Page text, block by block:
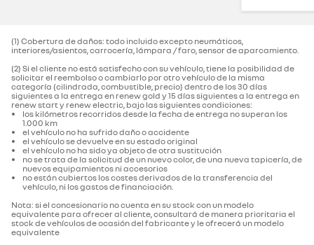
(1) Cobertura de daños: todo incluido excepto neumáticos,
interiores/asientos, carrocería, lámpara / faro, sensor de aparcamiento.‌
(2) Si el cliente no está satisfecho con su vehículo, tiene la posibilidad de
solicitar el reembolso o cambiarlo por otro vehículo de la misma
categoría (cilindrada, combustible, precio) dentro de los 30 días
siguientes a la entrega en renew gold y 15 días siguientes a la entrega en
renew start y renew electric, bajo las siguientes condiciones:
los kilómetros recorridos desde la fecha de entrega no superan los
1.000 km
el vehículo no ha sufrido daño o accidente
el vehículo se devuelve en su estado original
el vehículo no ha sido ya objeto de otra sustitución
no se trata de la solicitud de un nuevo color, de una nueva tapicería, de
nuevos equipamientos ni accesorios
no están cubiertos los costes derivados de la transferencia del
vehículo, ni los gastos de financiación.
Nota: si el concesionario no cuenta en su stock con un modelo
equivalente para ofrecer al cliente, consultará de manera prioritaria el
stock de vehículos de ocasión del fabricante y le ofrecerá un modelo
equivalente